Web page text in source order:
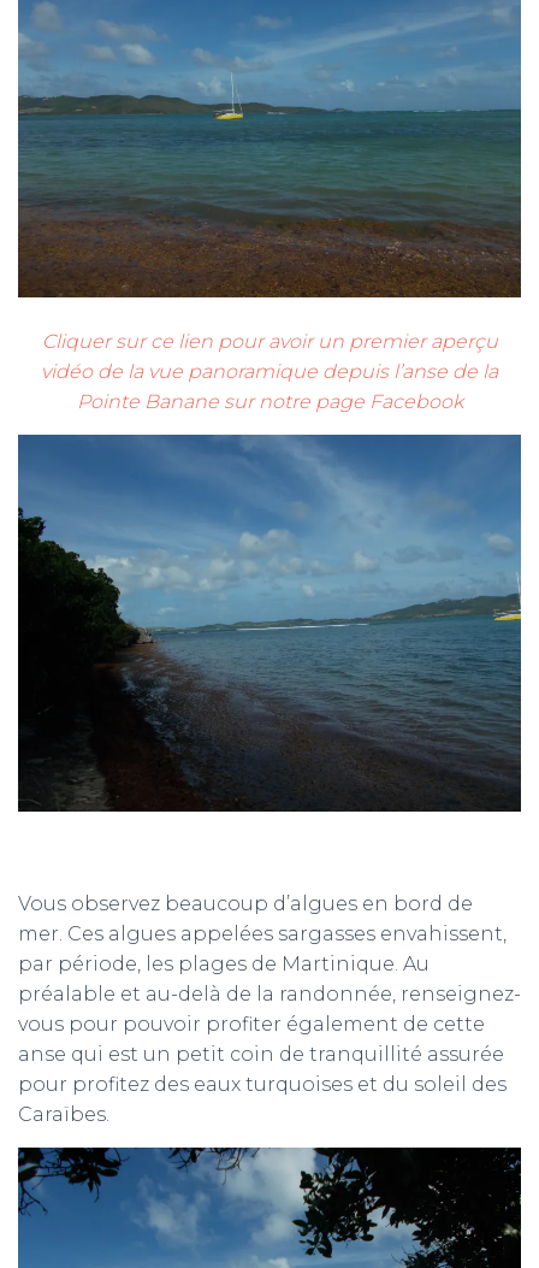
Cliquer sur ce lien pour avoir un premier aperçu
vidéo de la vue panoramique depuis l’anse de la
Pointe Banane sur notre page Facebook
Vous observez beaucoup d’algues en bord de
mer. Ces algues appelées sargasses envahissent,
par période, les plages de Martinique. Au
préalable et au-delà de la randonnée, renseignez-
vous pour pouvoir profiter également de cette
anse qui est un petit coin de tranquillité assurée
pour profitez des eaux turquoises et du soleil des
Caraïbes.